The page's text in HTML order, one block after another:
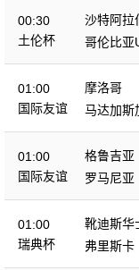
00:30
土伦杯
沙特阿拉
哥伦比亚
01:00
国际友谊
摩洛哥
马达加斯
01:00
国际友谊
格鲁吉亚
罗马尼亚
01:00
瑞典杯
靴迪斯华
弗里斯卡